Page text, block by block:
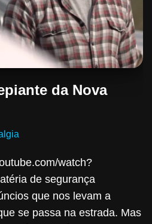
da Nova
watch?
de segurança
que nos levam a
se passa na estrada. Mas